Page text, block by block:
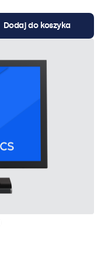
Dodaj do koszyka